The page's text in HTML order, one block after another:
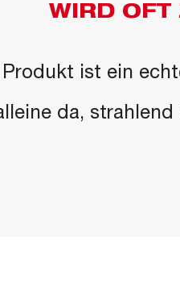
WIRD OFT
Produkt ist ein
da,